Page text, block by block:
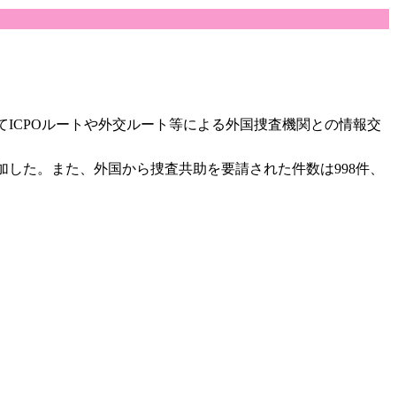
ルートや外交ルート等による外国捜査機関との情報交
た。また、外国から捜査共助を要請された件数は998件、